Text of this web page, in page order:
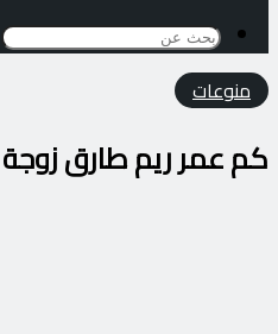
منوعات
كم عمر ريم طارق